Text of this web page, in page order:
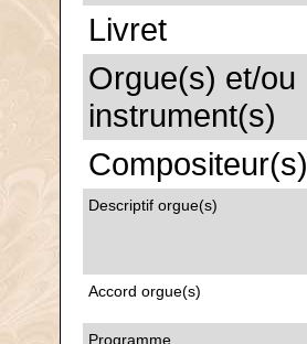
Livret
Orgue(s) et/ou
instrument(s)
Compositeur(s)
Descriptif orgue(s)
Accord orgue(s)
Programme